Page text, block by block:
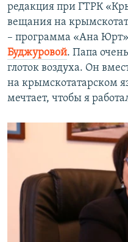
редакция при ГТРК
вещания на
– программа «Ана
Буджуровой. Папа
глоток воздуха. Он
на крымскотатарском
мечтает, чтобы я